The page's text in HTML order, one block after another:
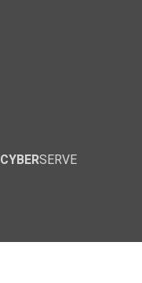
CYBERSERVE